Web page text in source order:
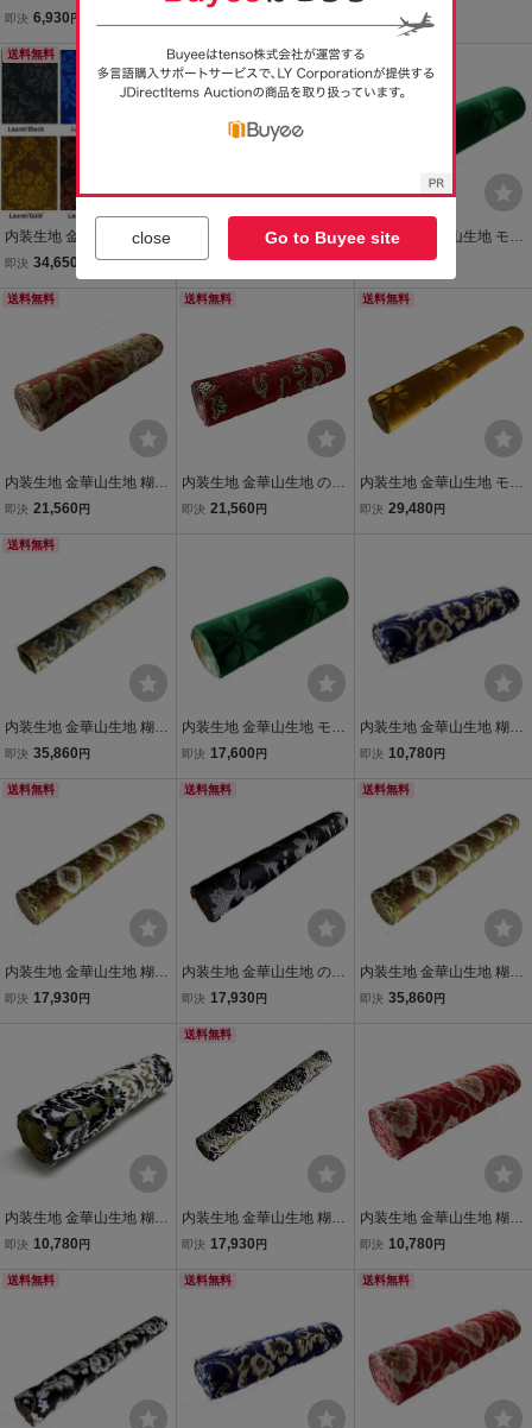
ット ローレル 切売り トラ
花柄
即決 6,930 円
付き生地 モンブラン1/4巾
り 内装 椅子 ソファー 和
柄 花柄
売り モケット ローレル ト
ラック用 内張り 内装 和柄
花柄
20,790
送料無料
内装生地 金華山生地 5ｍ
売り モケット ローレル ト
ラック用 内張り 内装 和柄
花柄
即決 34,650
送料無料
内装生地 金華山生地 糊付
き生地 フローラル 花かご
1/2巾×2.4ｍ巻 トラック用
内張り 内装 椅子 ソファー
即決 17,930円
内装生地 金華山生地 モケ
ット 糊付き生地 コスモス
1/4巾×2.4ｍ巻 トラック用
内張り 内装 椅子 ソファー
即決 8,800円
送料無料
内装生地 金華山生地 糊付
き生地 フローラル 花かご
ト トラック用 内張り 内装
即決 21,560 円
送料無料
内装生地 金華山生地 のり
付き生地 モンブラン1/4巾
即決 21,560 円
送料無料
内装生地 金華山生地 モケ
ット 糊付き生地 コスモス
即決 29,480 円
送料無料
内装生地 金華山生地 糊付
き生地 フローラル 花かご
ト トラック用 内張り 内装
即決 35,860 円
内装生地 金華山生地 モケ
ット 糊付き生地 コスモス
ト トラック用 内張り 内装
即決 17,600 円
内装生地 金華山生地 糊付
き生地 小雪1/4巾×2.4ｍ巻
子 ソファー 和柄 花柄
即決 10,780 円
送料無料
内装生地 金華山生地 糊付
き生地 大花束1/2巾×2.4ｍ
即決 17,930 円
送料無料
内装生地 金華山生地 のり
付き生地 モンブラン1/2巾
り 内装 椅子 ソファー 和
即決 17,930 円
送料無料
内装生地 金華山生地 糊付
き生地 大花束1/2巾×2.4ｍ
即決 35,860 円
内装生地 金華山生地 糊付
き生地 王朝1/4巾×2.4ｍ巻
子 ソファー 和柄 花柄
即決 10,780 円
送料無料
内装生地 金華山生地 糊付
き生地 王朝1/2巾×2.4ｍ巻
子 ソファー 和柄 花柄
即決 17,930 円
内装生地 金華山生地 糊付
き生地 大花束1/4巾×2.4ｍ
和柄 花柄
即決 10,780 円
送料無料 送料無料 送料無料
close Go to Buyee site